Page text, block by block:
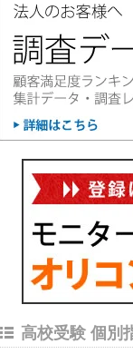
高校受験 個別